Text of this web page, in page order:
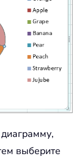
выберите